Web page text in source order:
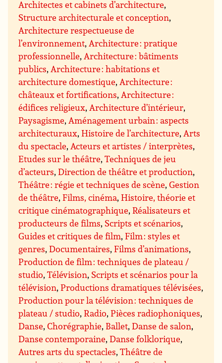
Architectes et cabinets d’architecture,
Structure architecturale et conception,
Architecture respectueuse de
l’environnement,Architecture : pratique
professionnelle,Architecture : bâtiments
publics,Architecture : habitations et
architecture domestique,Architecture :
châteaux et fortifications,Architecture :
édifices religieux,Architecture d’intérieur,
Paysagisme,Aménagement urbain : aspects
architecturaux,Histoire de l’architecture,Arts
du spectacle,Acteurs et artistes / interprètes,
Etudes sur le théâtre,Techniques de jeu
d’acteurs,Direction de théâtre et production,
Théâtre : régie et techniques de scène,Gestion
de théâtre,Films, cinéma,Histoire, théorie et
critique cinématographique,Réalisateurs et
producteurs de films, Scripts et scénarios,
Guides et critiques de film,Film : styles et
genres,Documentaires,Films d’animations,
Production de film : techniques de plateau /
studio,Télévision, Scripts et scénarios pour la
télévision,Productions dramatiques télévisées,
Production pour la télévision : techniques de
plateau / studio,Radio,Pièces radiophoniques,
Danse,Chorégraphie, Ballet,Danse de salon,
Danse contemporaine,Danse folklorique,
Autres arts du spectacles,Théâtre de